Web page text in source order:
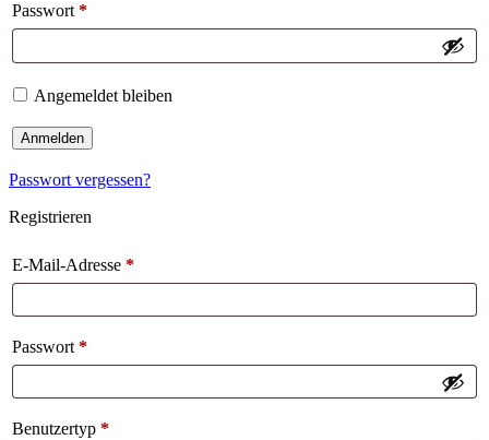
Passwort *
Angemeldet bleiben
Anmelden
Passwort vergessen?
Registrieren
E-Mail-Adresse *
Passwort *
Benutzertyp *